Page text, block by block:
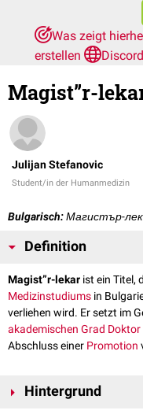
Was zeigt
erstellen
Discord
Magist”r-
Julijan Stefanovic
Student/in der Humanmedizin
Bulgarisch:Магистър-
Definition
Magist”r-lekar ist ein Titel,
Medizinstudiums in
verliehen wird. Er setzt im
akademischen Grad Doktor
Abschluss einer Promotion
Hintergrund